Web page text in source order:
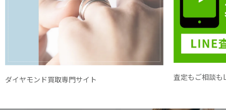
ダイヤモンド買取専門サイト 査定もご相談も